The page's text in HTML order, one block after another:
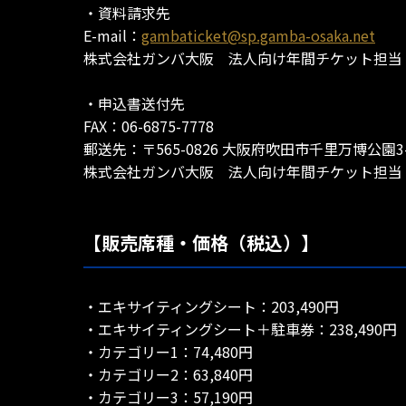
・資料請求先
E-mail： gambaticket@sp.gamba-osaka.net
株式会社ガンバ大阪 法人向け年間チケット担当
・申込書送付先
FAX：06-6875-7778
郵送先：〒565-0826 大阪府吹田市千里万博公園
株式会社ガンバ大阪 法人向け年間チケット担当
【販売席種・価格（税込）】
・エキサイティングシート：203,490円
・エキサイティングシート＋駐車券：238,490円
・カテゴリー1：74,480円
・カテゴリー2：63,840円
・カテゴリー3：57,190円